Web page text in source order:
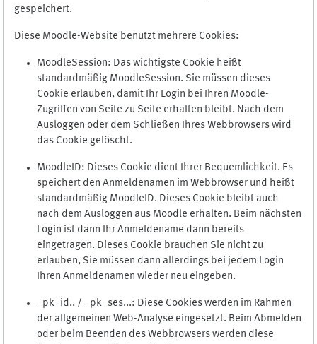
gespeichert.
Diese Moodle-Website benutzt mehrere Cookies:
MoodleSession: Das wichtigste Cookie heißt
standardmäßig MoodleSession. Sie müssen dieses
Cookie erlauben, damit Ihr Login bei Ihren Moodle-
Zugriffen von Seite zu Seite erhalten bleibt. Nach dem
Ausloggen oder dem Schließen Ihres Webbrowsers wird
das Cookie gelöscht.
MoodleID: Dieses Cookie dient Ihrer Bequemlichkeit. Es
speichert den Anmeldenamen im Webbrowser und heißt
standardmäßig MoodleID. Dieses Cookie bleibt auch
nach dem Ausloggen aus Moodle erhalten. Beim nächsten
Login ist dann Ihr Anmeldename dann bereits
eingetragen. Dieses Cookie brauchen Sie nicht zu
erlauben, Sie müssen dann allerdings bei jedem Login
Ihren Anmeldenamen wieder neu eingeben.
_pk_id.. / _pk_ses...: Diese Cookies werden im Rahmen
der allgemeinen Web-Analyse eingesetzt. Beim Abmelden
oder beim Beenden des Webbrowsers werden diese